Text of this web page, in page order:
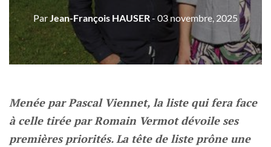
Par Jean-François HAUSER- 03 novembre, 2025
Menée par Pascal Viennet, la liste qui fera face
à celle tirée par Romain Vermot dévoile ses
premières priorités. La tête de liste prône une